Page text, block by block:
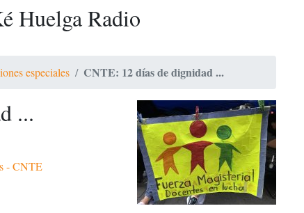
Huelga Radio
especiales CNTE: 12 días de dignidad ...
...
- CNTE